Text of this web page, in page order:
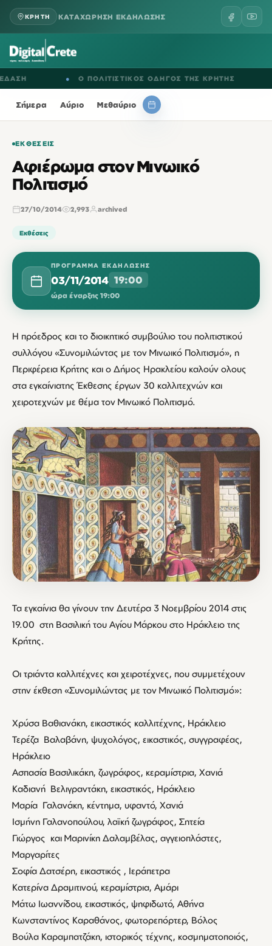
ΚΡΗΤΗ ΚΑΤΑΧΩΡΗΣΗ ΕΚΔΗΛΩΣΗΣ
Ο ΠΟΛΙΤΙΣΤΙΚΟΣ ΟΔΗΓΟΣ ΤΗΣ ΚΡΗΤΗΣ
Σήμερα Αύριο Μεθαύριο
ΕΚΘΈΣΕΙΣ
Αφιέρωμα στον Μινωικό
Πολιτισμό
27/10/2014 2,993 archived
Εκθέσεις
ΠΡΌΓΡΑΜΜΑ ΕΚΔΉΛΩΣΗΣ
03/11/2014 19:00
ώρα έναρξης 19:00
Η πρόεδρος και το διοικητικό συμβούλιο του πολιτιστικού
συλλόγου «Συνομιλώντας με τον Μινωικό Πολιτισμό», η
Περιφέρεια Κρήτης και ο Δήμος Ηρακλείου καλούν ολους
στα εγκαίνιατης Έκθεσης έργων 30 καλλιτεχνών και
χειροτεχνών με θέμα τον Μινωικό Πολιτισμό.
Τα εγκαίνια θα γίνουν την Δευτέρα 3 Νοεμβρίου 2014 στις
19.00 στη Βασιλική του Αγίου Μάρκου στο Ηράκλειο της
Κρήτης.
Οι τριάντα καλλιτέχνες και χειροτέχνες, που συμμετέχουν
στην έκθεση «Συνομιλώντας με τον Μινωικό Πολιτισμό»:
Χρύσα Βαθιανάκη, εικαστικός καλλιτέχνης, Ηράκλειο
Τερέζα Βαλαβάνη, ψυχολόγος, εικαστικός, συγγραφέας,
Ηράκλειο
Ασπασία Βασιλικάκη, ζωγράφος, κεραμίστρια, Χανιά
Καδιανή Βελιγραντάκη, εικαστικός, Ηράκλειο
Μαρία Γαλανάκη, κέντημα, υφαντό, Χανιά
Ισμήνη Γαλανοπούλου, λαϊκή ζωγράφος, Σητεία
Γιώργος και Μαρινίκη Δαλαμβέλας, αγγειοπλάστες,
Μαργαρίτες
Σοφία Δατσέρη, εικαστικός , Ιεράπετρα
Κατερίνα Δραμιτινού, κεραμίστρια, Αμάρι
Μάτω Ιωαννίδου, εικαστικός, ψηφιδωτό, Αθήνα
Κωνσταντίνος Καραθάνος, φωτορεπόρτερ, Βόλος
Βούλα Καραμπατζάκη, ιστορικός τέχνης, κοσμηματοποιός,